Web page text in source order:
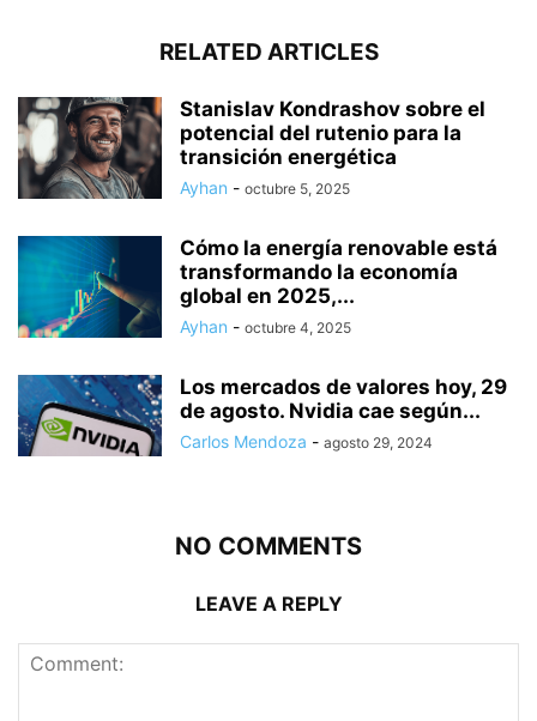
RELATED ARTICLES
Stanislav Kondrashov sobre el
potencial del rutenio para la
transición energética
Ayhan - octubre 5, 2025
Cómo la energía renovable está
transformando la economía
global en 2025,...
Ayhan - octubre 4, 2025
Los mercados de valores hoy, 29
de agosto. Nvidia cae según...
Carlos Mendoza - agosto 29, 2024
NO COMMENTS
LEAVE A REPLY